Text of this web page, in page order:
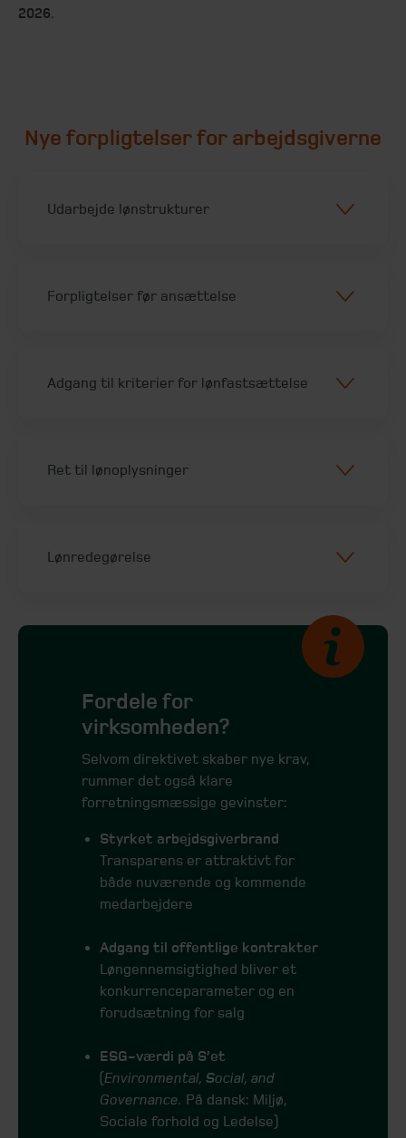
2026.
Nye forpligtelser for arbejdsgiverne
Udarbejde lønstrukturer
Forpligtelser før ansættelse
Adgang til kriterier for lønfastsættelse
Ret til lønoplysninger
Lønredegørelse
Fordele for
virksomheden?
Selvom direktivet skaber nye krav,
rummer det også klare
forretningsmæssige gevinster:
Styrket arbejdsgiverbrand
Transparens er attraktivt for
både nuværende og kommende
medarbejdere
Adgang til offentlige kontrakter
Løngennemsigtighed bliver et
konkurrenceparameter og en
forudsætning for salg
ESG-værdi på S’et
(Environmental, Social, and
Governance. På dansk: Miljø,
Sociale forhold og Ledelse)